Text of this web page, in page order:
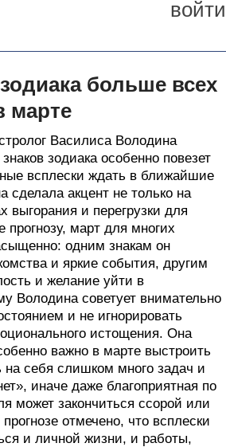
войти
больше всех
марте
Василиса Володина
зодиака особенно повезет
всплески ждать в ближайшие
сделала акцент не только на
выгорания и перегрузки для
прогнозу, март для многих
одним знакам он
и яркие события, другим
и желание уйти в
Володина советует внимательно
и не игнорировать
истощения. Она
важно в марте выстроить
на себя слишком много задач и
иначе даже благоприятная по
может закончиться ссорой или
отмечено, что всплески
и личной жизни, и работы,